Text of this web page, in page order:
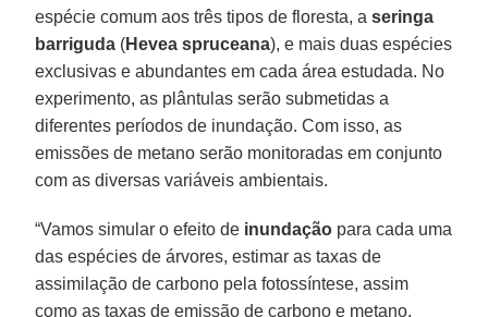
espécie comum aos três tipos de floresta, aseringa
barriguda (Hevea spruceana), e mais duas espécies
exclusivas e abundantes em cada área estudada. No
experimento, as plântulas serão submetidas a
diferentes períodos de inundação. Com isso, as
emissões de metano serão monitoradas em conjunto
com as diversas variáveis ambientais.
“Vamos simular o efeito de inundação para cada uma
das espécies de árvores, estimar as taxas de
assimilação de carbono pela fotossíntese, assim
como as taxas de emissão de carbono e metano,